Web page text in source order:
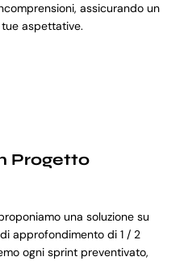
assicurando un
aspettative.
Progetto
una soluzione su
approfondimento di 1 / 2
ogni sprint preventivato,